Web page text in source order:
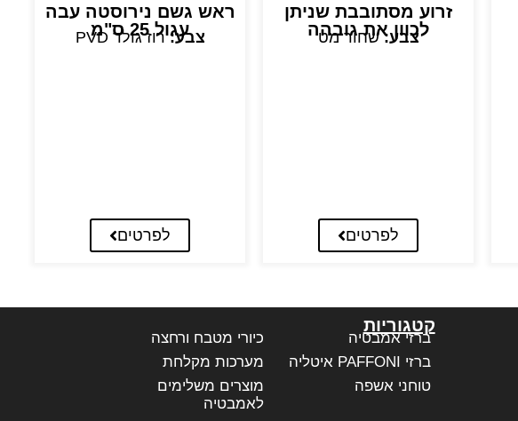
זרוע מסתובבת שניתן
לכוון את גובהה
צבע:שחור מט
לפרטים
ראש גשם נירוסטה עבה
עגול 25 ס"מ
צבע:רוז גולד PVD
לפרטים
קטגוריות
ברזי אמבטיה
ברזי PAFFONI איטליה
טוחני אשפה
כיורי מטבח ורחצה
מערכות מקלחת
מוצרים משלימים
לאמבטיה